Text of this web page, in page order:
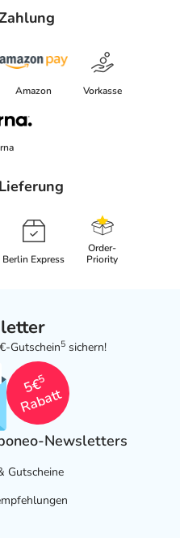
Amazon Vorkasse
Berlin Express
Order-
Priority
Gutschein5 sichern!
5€
5
Rabatt
Newsletters
Gutscheine